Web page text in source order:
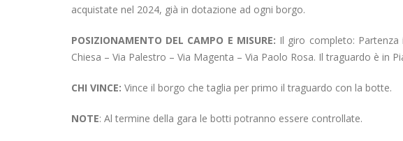
acquistate nel 2024, già in dotazione ad ogni borgo.
POSIZIONAMENTO DEL CAMPO E MISURE: Il giro completo:
Chiesa – Via Palestro – Via Magenta – Via Paolo Rosa. Il traguardo è in
CHI VINCE: Vince il borgo che taglia per primo il traguardo con la botte.
NOTE: Al termine della gara le botti potranno essere controllate.